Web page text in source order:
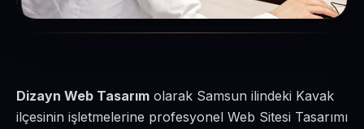
Dizayn Web Tasarım olarak Samsun ilindeki Kavak
ilçesinin işletmelerine profesyonel Web Sitesi Tasarımı